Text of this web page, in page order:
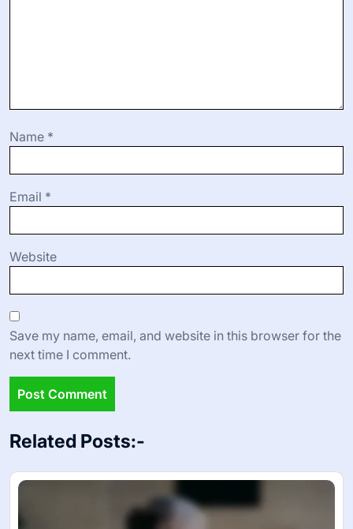
Name *
Email *
Website
Save my name, email, and website in this browser for the
next time I comment.
Related Posts:-